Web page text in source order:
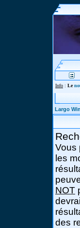
Info : Le
Largo
Vous
les
NOT
des